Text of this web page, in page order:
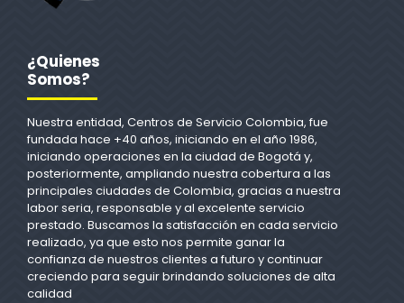
¿Quienes
Somos?
Nuestra entidad, Centros de Servicio Colombia, fue
fundada hace +40 años, iniciando en el año 1986,
iniciando operaciones en la ciudad de Bogotá y,
posteriormente, ampliando nuestra cobertura a las
principales ciudades de Colombia, gracias a nuestra
labor seria, responsable y al excelente servicio
prestado. Buscamos la satisfacción en cada servicio
realizado, ya que esto nos permite ganar la
confianza de nuestros clientes a futuro y continuar
creciendo para seguir brindando soluciones de alta
calidad